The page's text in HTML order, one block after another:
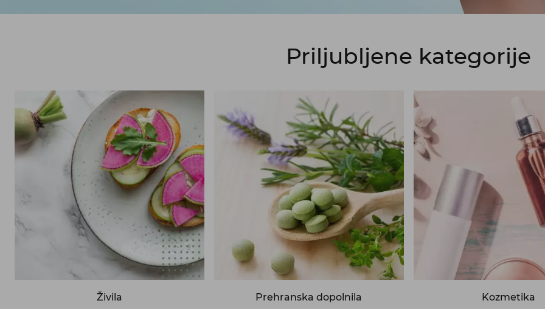
Priljubljene kategorije
Živila Prehranska dopolnila Kozmetika